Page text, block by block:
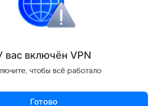
Поделиться
вас включён VPN
чтобы всё работало
Готово